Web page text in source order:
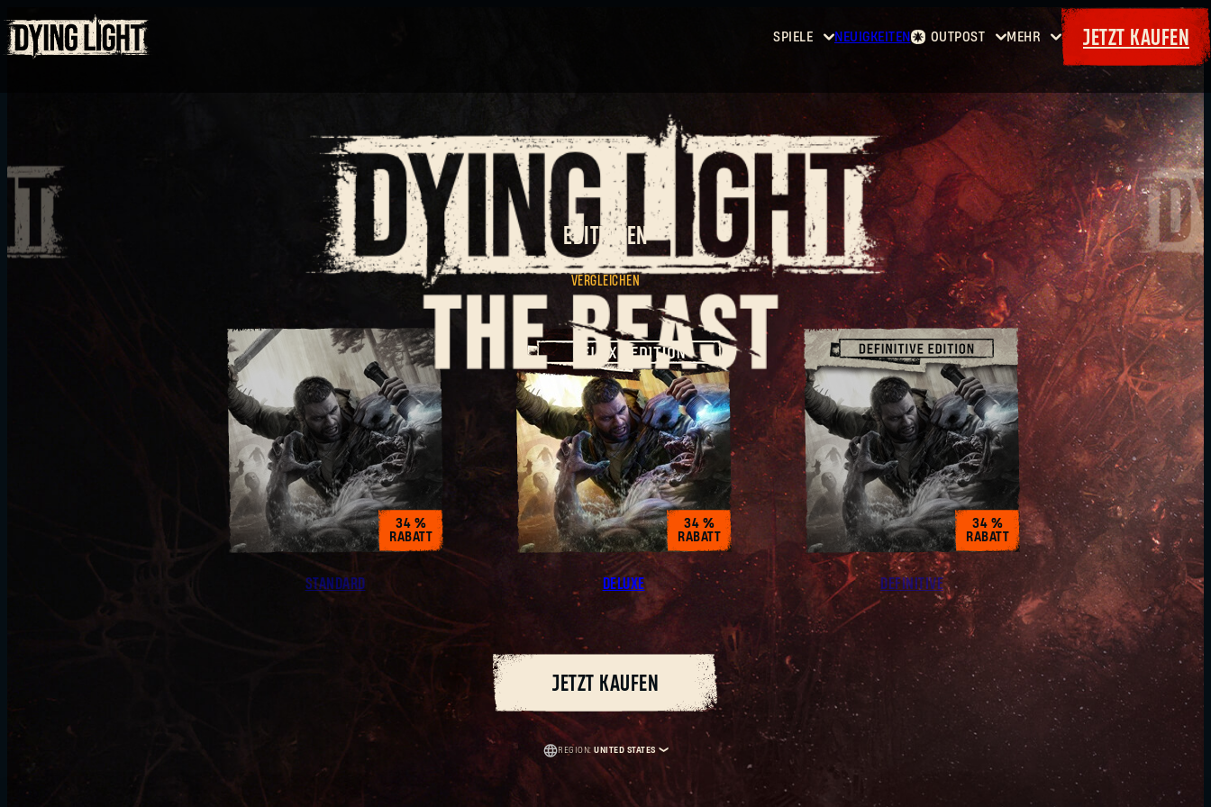
SPIELE
Dying
Dying
Light
2: Stay
Human
Dying
Light:
The
Beast
NEUIGKEITEN OUTPOST
Startseite
Kopfgelder
Waffenkammer
Bordereaux
MEHR
Events
Extras
Maps
JETZT KAUFEN
EDITIONEN
VERGLEICHEN
34 %
RABATT
STANDARD
34 %
RABATT
DELUXE
34 %
RABATT
DEFINITIVE
JETZT KAUFEN
REGION: UNITED STATES
ANMELDEN
E-Mail-Adresse
Passwort
Caps